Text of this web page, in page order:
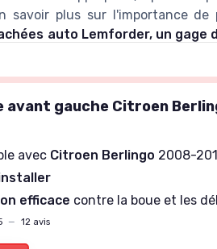
savoir plus sur l'importance de
auto Lemforder, un gage
avant gauche Citroen
avec Citroen Berlingo 2008-
efficace contre la boue et les
— 12 avis